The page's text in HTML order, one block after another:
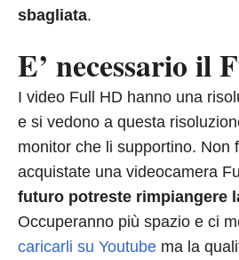
sbagliata.
E’ necessario il
I video Full HD hanno una
e si vedono a questa
monitor che li supportino. Non
acquistate una videocamera
futuro potreste rimpiangere
Occuperanno più spazio e ci
caricarli su Youtube ma la